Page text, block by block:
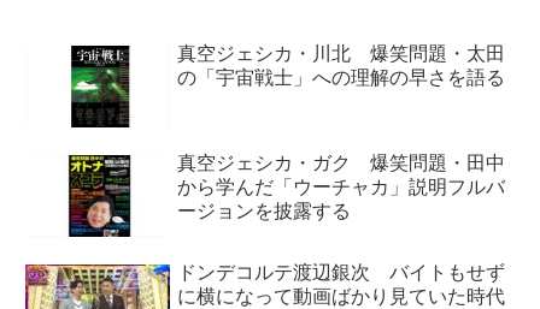
真空ジェシカ・川北 爆笑問題・太田
の「宇宙戦士」への理解の早さを語る
真空ジェシカ・ガク 爆笑問題・田中
から学んだ「ウーチャカ」説明フルバ
ージョンを披露する
ドンデコルテ渡辺銀次 バイトもせず
に横になって動画ばかり見ていた時代